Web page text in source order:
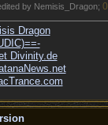
by Nemisis_Dragon;
Dragon
Divinity.de